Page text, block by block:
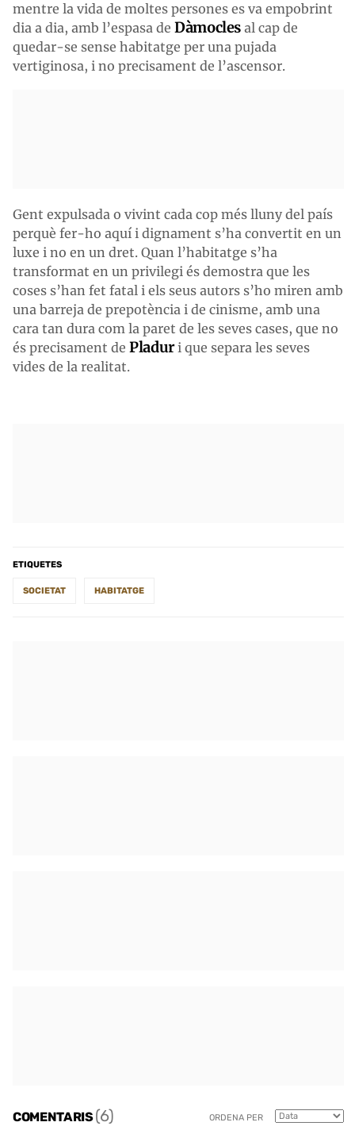
mentre la vida de moltes persones es va empobrint
dia a dia, amb l’espasa de Dàmocles al cap de
quedar-se sense habitatge per una pujada
vertiginosa, i no precisament de l’ascensor.
Gent expulsada o vivint cada cop més lluny del país
perquè fer-ho aquí i dignament s’ha convertit en un
luxe i no en un dret. Quan l’habitatge s’ha
transformat en un privilegi és demostra que les
coses s’han fet fatal i els seus autors s’ho miren amb
una barreja de prepotència i de cinisme, amb una
cara tan dura com la paret de les seves cases, que no
és precisament de Pladuri que separa les seves
vides de la realitat.
ETIQUETES
SOCIETAT HABITATGE
COMENTARIS(6) ORDENA PER